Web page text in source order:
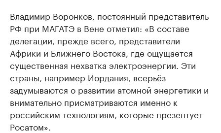
Владимир Воронков, постоянный представитель
РФ при МАГАТЭ в Вене отметил: «В составе
делегации, прежде всего, представители
Африки и Ближнего Востока, где ощущается
существенная нехватка электроэнергии. Эти
страны, например Иордания, всерьёз
задумываются о развитии атомной энергетики и
внимательно присматриваются именно к
российским технологиям, которые презентует
Росатом».